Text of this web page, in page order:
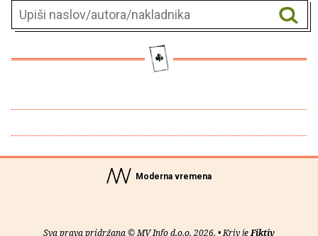
Moderna vremena
Sva prava pridržana © MV Info d.o.o. 2026. • Kriv jeFiktiv